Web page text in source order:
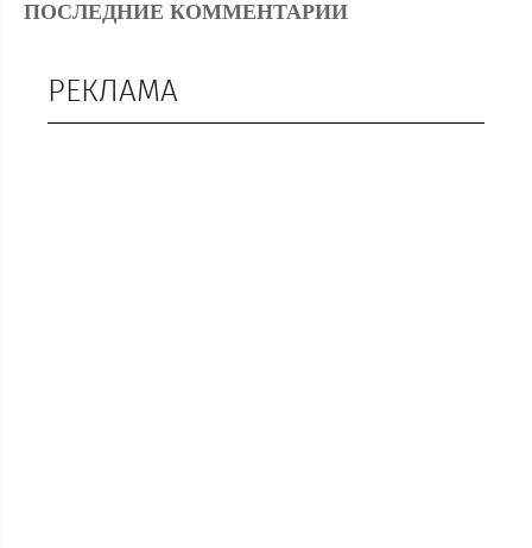
ПОСЛЕДНИЕ КОММЕНТАРИИ
РЕКЛАМА